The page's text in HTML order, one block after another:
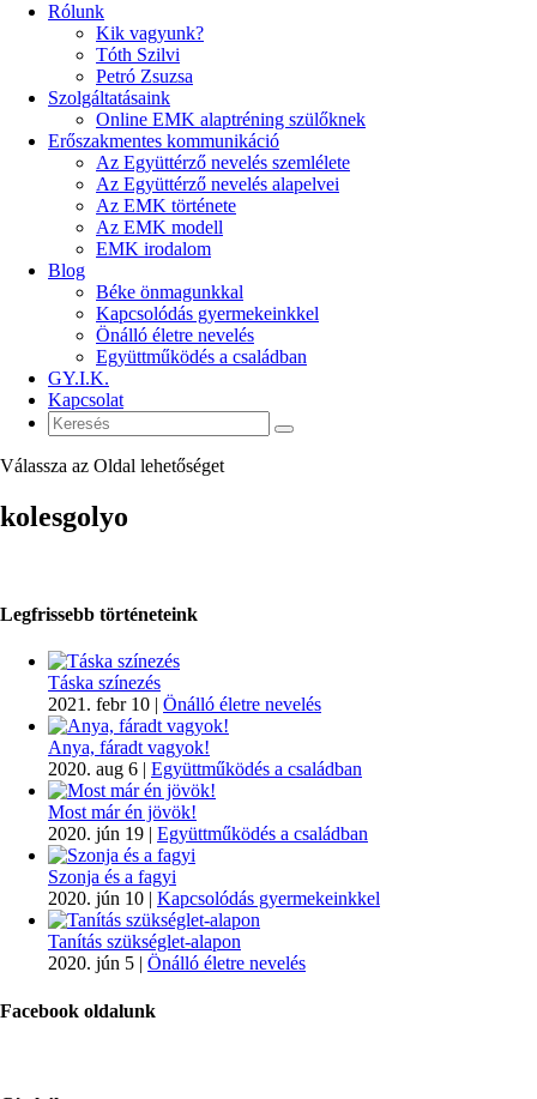
Rólunk
Kik vagyunk?
Tóth Szilvi
Petró Zsuzsa
Szolgáltatásaink
Online EMK alaptréning szülőknek
Erőszakmentes kommunikáció
Az Együttérző nevelés szemlélete
Az Együttérző nevelés alapelvei
Az EMK története
Az EMK modell
EMK irodalom
Blog
Béke önmagunkkal
Kapcsolódás gyermekeinkkel
Önálló életre nevelés
Együttműködés a családban
GY.I.K.
Kapcsolat
Válassza az Oldal lehetőséget
kolesgolyo
Legfrissebb történeteink
Táska színezés
2021. febr 10 | Önálló életre nevelés
Anya, fáradt vagyok!
2020. aug 6 | Együttműködés a családban
Most már én jövök!
2020. jún 19 | Együttműködés a családban
Szonja és a fagyi
2020. jún 10 | Kapcsolódás gyermekeinkkel
Tanítás szükséglet-alapon
2020. jún 5 | Önálló életre nevelés
Facebook oldalunk